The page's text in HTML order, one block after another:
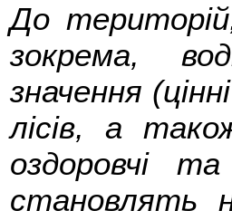
До
зокрема,
значення
лісів, а
оздоровчі
становлять